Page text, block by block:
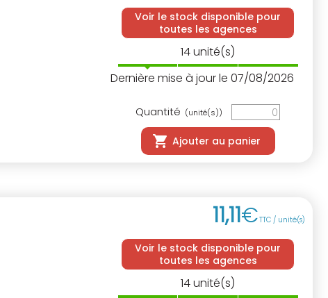
Voir le stock disponible pour
toutes les agences
14unité(s)
Dernière mise à jour le 07/08/2026
Quantité (unité(s))
Ajouter au panier
11,11€TTC / unité(s)
Voir le stock disponible pour
toutes les agences
14unité(s)